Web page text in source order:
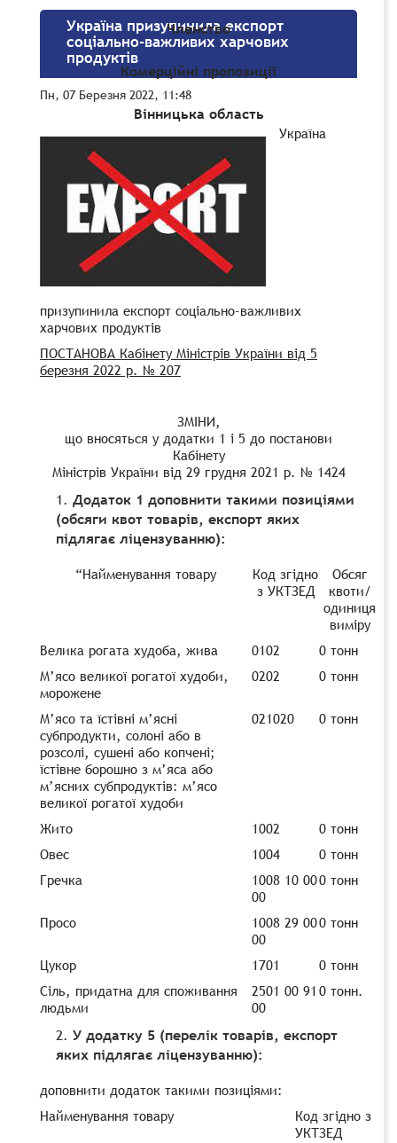
Членство
Комерційні пропозиції
Вінницька область
Україна призупинила експорт
соціально-важливих харчових
продуктів
Пн, 07 Березня 2022, 11:48
Україна
призупинила експорт соціально-важливих
харчових продуктів
ПОСТАНОВА Кабінету Міністрів України від 5
березня 2022 р. № 207
ЗМІНИ,
що вносяться у додатки 1 і 5 до постанови
Кабінету
Міністрів України від 29 грудня 2021 р. № 1424
Додаток 1 доповнити такими позиціями
(обсяги квот товарів, експорт яких
підлягає ліцензуванню):
“Найменування товару
Код згідно
з УКТЗЕД
Обсяг
квоти/
одиниця
виміру
Велика рогата худоба, жива
0102
0 тонн
М’ясо великої рогатої худоби,
морожене
0202 0 тонн
М’ясо та їстівні м’ясні
субпродукти, солоні або в
розсолі, сушені або копчені;
їстівне борошно з м’яса або
м’ясних субпродуктів: м’ясо
великої рогатої худоби
021020 0 тонн
Жито 1002
0 тонн
Овес
1004
0 тонн
Гречка
1008 10 00
00
0 тонн
Просо
1008 29 00
00
0 тонн
Цукор 1701
0 тонн
Сіль, придатна для споживання
людьми
2501 00 91
00
0 тонн.
У додатку 5 (перелік товарів, експорт
яких підлягає ліцензуванню):
доповнити додаток такими позиціями:
Найменування товару
Код згідно з
УКТЗЕД